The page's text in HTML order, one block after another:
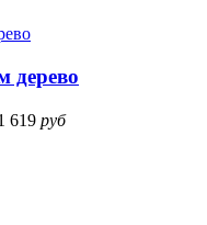
дерево
619 руб